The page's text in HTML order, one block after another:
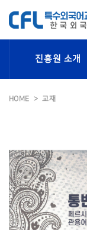
진흥원 소개
HOME 교재